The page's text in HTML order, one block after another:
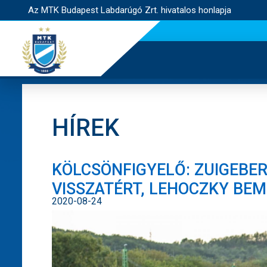
Az MTK Budapest Labdarúgó Zrt. hivatalos honlapja
HÍREK
KÖLCSÖNFIGYELŐ:
VISSZATÉRT, LEHOCZKY
2020-08-24